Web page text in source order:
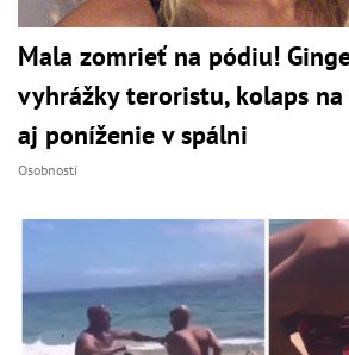
Mala zomrieť na pódiu!
vyhrážky teroristu, kolaps
aj poníženie v spálni
Osobnosti